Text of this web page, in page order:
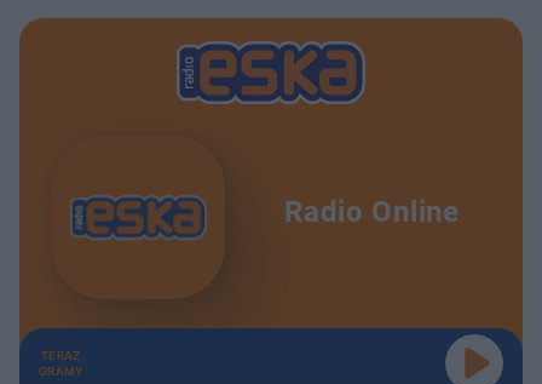
Radio Online
TERAZ
GRAMY